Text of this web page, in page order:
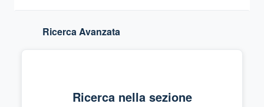
Ricerca Avanzata
Ricerca nella sezione